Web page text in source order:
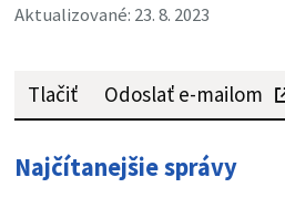
Aktualizované: 23. 8. 2023
Tlačiť Odoslať e-mailom
Najčítanejšie správy